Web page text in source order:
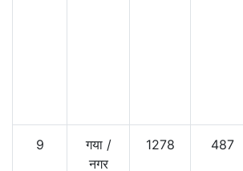
9 गया/
नगर
1278 487